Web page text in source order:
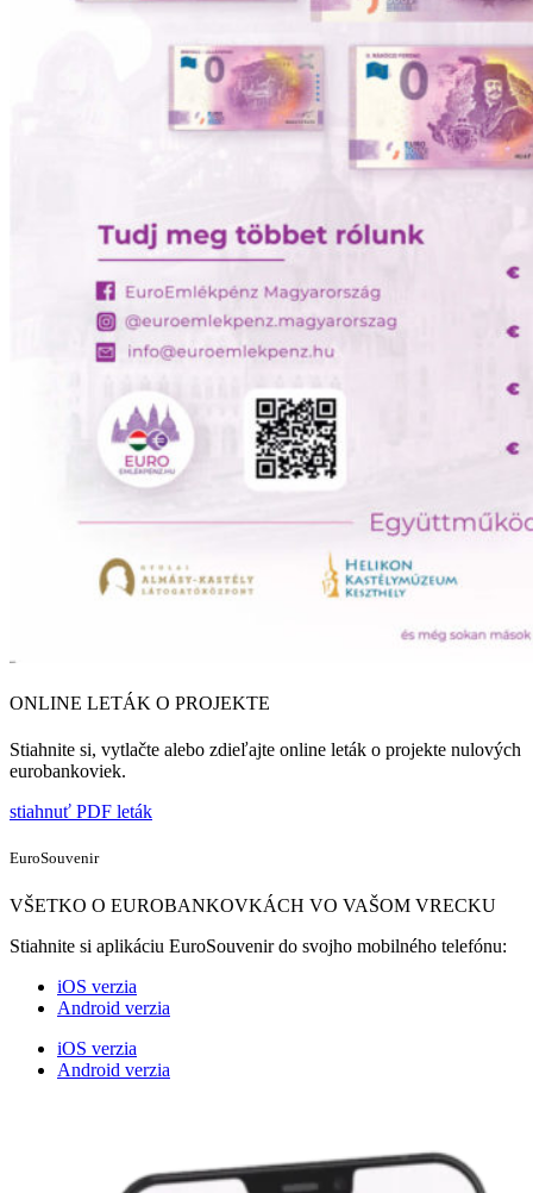
ONLINE LETÁK O PROJEKTE
Stiahnite si, vytlačte alebo zdieľajte online leták o projekte nulových
eurobankoviek.
stiahnuť PDF leták
EuroSouvenir
VŠETKO O EUROBANKOVKÁCH VO VAŠOM VRECKU
Stiahnite si aplikáciu EuroSouvenir do svojho mobilného telefónu:
iOS verzia
Android verzia
iOS verzia
Android verzia